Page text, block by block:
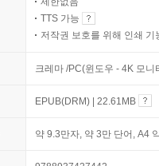
TTS 가능
저작권 보호를 위해 인쇄 기
크레마 /PC(윈도우 - 4K 모
EPUB(DRM) | 22.61MB
약 9.3만자, 약 3만 단어, A4